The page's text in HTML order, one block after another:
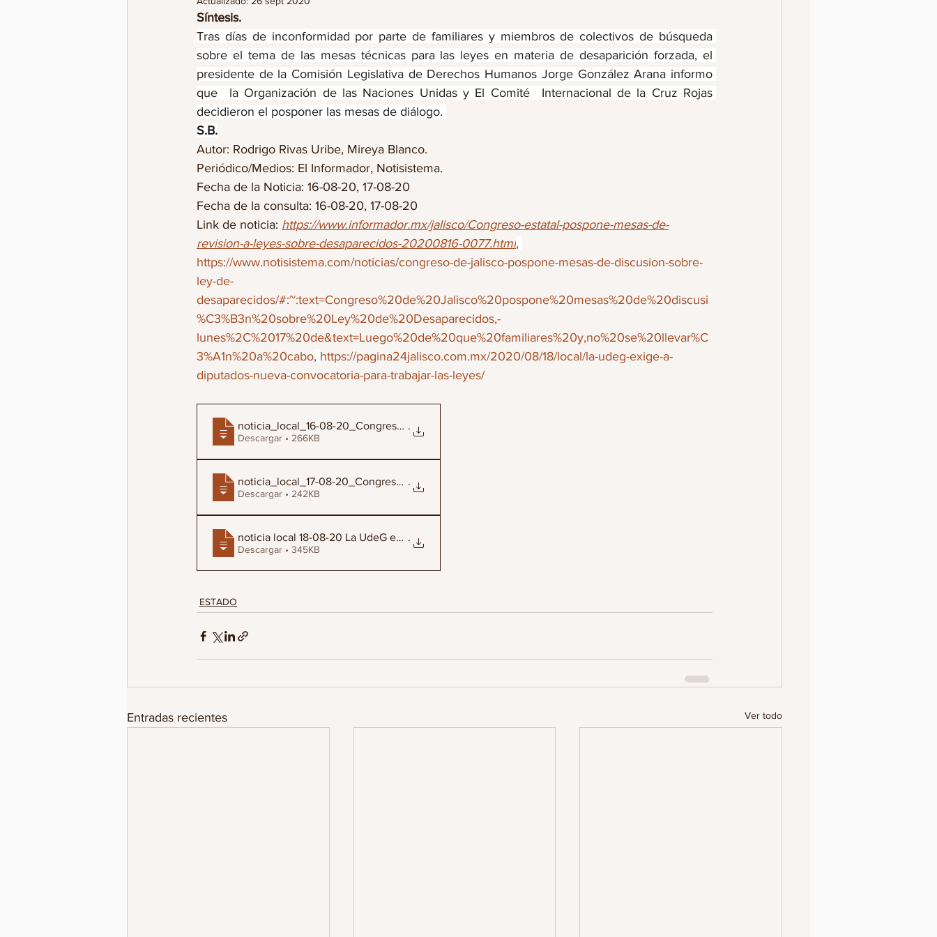
Síntesis.
Tras días de inconformidad por parte de familiares y miembros de colectivos de búsqueda
sobre el tema de las mesas técnicas para las leyes en materia de desaparición forzada, el
presidente de la Comisión Legislativa de Derechos Humanos Jorge González Arana informo
que  la Organización de las Naciones Unidas y El Comité  Internacional de la Cruz Rojas
decidieron el posponer las mesas de diálogo.
S.B.
Autor: Rodrigo Rivas Uribe, Mireya Blanco.
Periódico/Medios: El Informador, Notisistema.
Fecha de la Noticia: 16-08-20, 17-08-20
Fecha de la consulta: 16-08-20, 17-08-20
Link de noticia: https://www.informador.mx/jalisco/Congreso-estatal-pospone-mesas-de-
revision-a-leyes-sobre-desaparecidos-20200816-0077.html,
https://www.notisistema.com/noticias/congreso-de-jalisco-pospone-mesas-de-discusion-sobre-
ley-de-
desaparecidos/#:~:text=Congreso%20de%20Jalisco%20pospone%20mesas%20de%20discusi
%C3%B3n%20sobre%20Ley%20de%20Desaparecidos,-
lunes%2C%2017%20de&text=Luego%20de%20que%20familiares%20y,no%20se%20llevar%C
3%A1n%20a%20cabo, https://pagina24jalisco.com.mx/2020/08/18/local/la-udeg-exige-a-
diputados-nueva-convocatoria-para-trabajar-las-leyes/
noticia_local_16-08-20_Congreso_estatal_
.
Descargar • 266KB
noticia_local_17-08-20_Congreso_de_Jalis
.
Descargar • 242KB
noticia local 18-08-20 La UdeG exige a d
.
Descargar • 345KB
ESTADO
Entradas recientes Ver todo